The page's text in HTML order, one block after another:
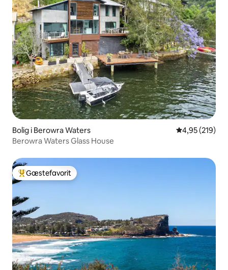
Bolig i Berowra Waters 4,95 ud af 5 i
4,95 (219)
Berowra Waters Glass House
Bedste gæstefavorit
Gæstefavorit